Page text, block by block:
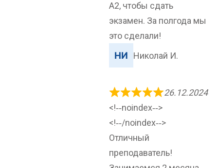
А2, чтобы сдать
экзамен. За полгода мы
это сделали!
Николай И.
26.12.2024
<!‐‐noindex‐‐>
<!‐‐/noindex‐‐>
Отличный
преподаватель!